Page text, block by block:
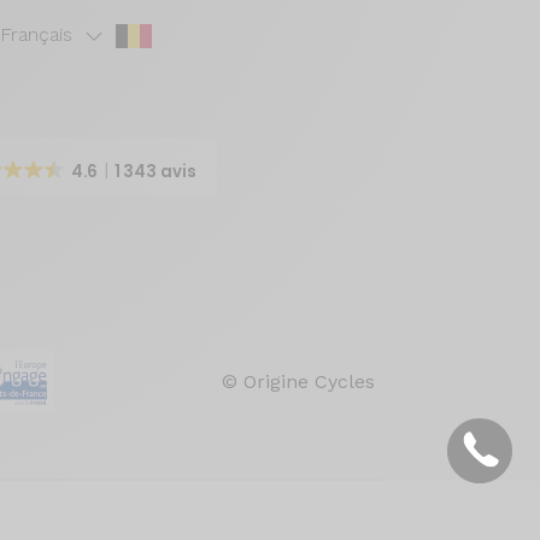
Français
4.6 1 343 avis
© Origine Cycles